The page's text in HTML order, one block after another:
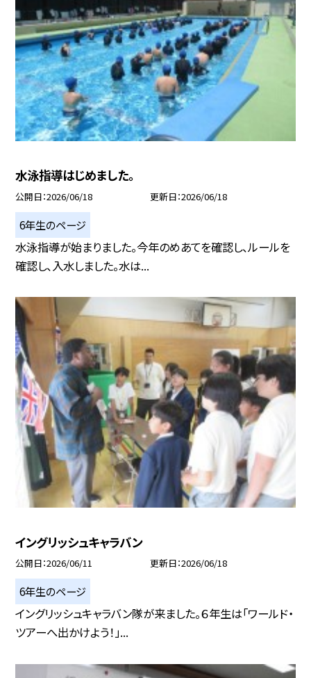
水泳指導はじめました。
公開日 2026/06/18 更新日 2026/06/18
6年生のページ
水泳指導が始まりました。今年のめあてを確認し、ルールを
確認し、入水しました。水は...
イングリッシュキャラバン
公開日 2026/06/11 更新日 2026/06/18
6年生のページ
イングリッシュキャラバン隊が来ました。６年生は「ワールド・
ツアーへ出かけよう！」...